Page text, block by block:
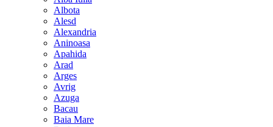
Albota
Alesd
Alexandria
Aninoasa
Apahida
Arad
Arges
Avrig
Azuga
Bacau
Baia Mare